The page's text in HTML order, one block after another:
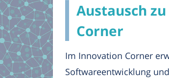
Austausch
Corner
Im Innovation Corner
Softwareentwicklung